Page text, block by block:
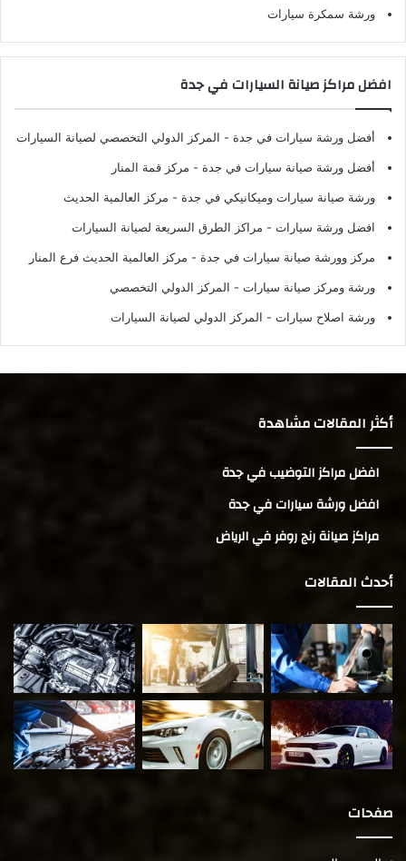
ورشة سمكرة سيارات
افضل مراكز صيانة السيارات في جدة
أفضل ورشة سيارات في جدة - المركز الدولي التخصصي لصيانة السيارات
أفضل ورشة صيانة سيارات في جدة - مركز قمة المنار
ورشة صيانة سيارات وميكانيكي في جدة - مركز العالمية الحديث
افضل ورشة سيارات - مراكز الطرق السريعة لصيانة السيارات
مركز وورشة صيانة سيارات في جدة - مركز العالمية الحديث فرع المنار
ورشة ومركز صيانة سيارات - المركز الدولي التخصصي
ورشة اصلاح سيارات - المركز الدولي لصيانة السيارات
أكثر المقالات مشاهدة
افضل مراكز التوضيب في جدة
افضل ورشة سيارات في جدة
مراكز صيانة رنج روفر في الرياض
أحدث المقالات
صفحات